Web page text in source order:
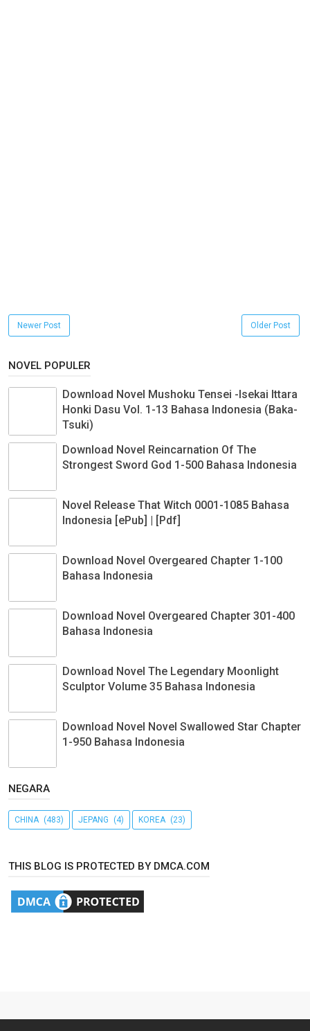
Newer Post Older Post
NOVEL POPULER
Download Novel Mushoku Tensei -Isekai Ittara
Honki Dasu Vol. 1-13 Bahasa Indonesia (Baka-
Tsuki)
Download Novel Reincarnation Of The
Strongest Sword God 1-500 Bahasa Indonesia
Novel Release That Witch 0001-1085 Bahasa
Indonesia [ePub] | [Pdf]
Download Novel Overgeared Chapter 1-100
Bahasa Indonesia
Download Novel Overgeared Chapter 301-400
Bahasa Indonesia
Download Novel The Legendary Moonlight
Sculptor Volume 35 Bahasa Indonesia
Download Novel Novel Swallowed Star Chapter
1-950 Bahasa Indonesia
NEGARA
CHINA (483) JEPANG (4) KOREA (23)
THIS BLOG IS PROTECTED BY DMCA.COM